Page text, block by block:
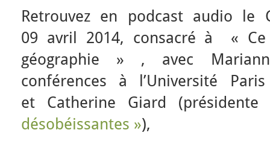
Retrouvez en podcast audio le
09 avril 2014, consacré à «
géographie » , avec
conférences à l’Université
et Catherine Giard
désobéissantes »),